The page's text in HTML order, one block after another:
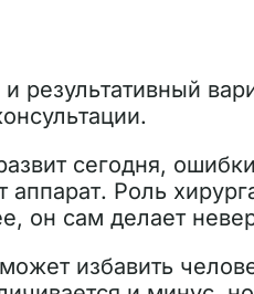
результативный
сегодня,
аппарат. Роль
он сам делает
избавить